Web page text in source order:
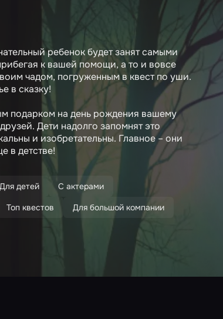
ребенок будет занят самыми
к вашей помощи, а то и вовсе
чадом, погруженным в квест по уши.
в сказку!
подарком на день рождения вашему
Дети надолго запомнят это
и изобретательны. Главное – они
в детстве!
Для детей
С актерами
Топ квестов
Для большой компании